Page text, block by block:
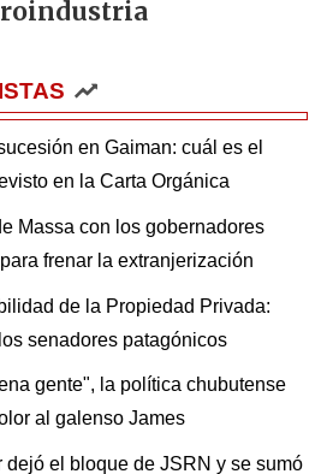
en Gaiman: cuál es el
en la Carta Orgánica
Massa con los gobernadores
frenar la extranjerización
de la Propiedad Privada:
senadores patagónicos
gente", la política chubutense
al galenso James
dejó el bloque de JSRN y se sumó